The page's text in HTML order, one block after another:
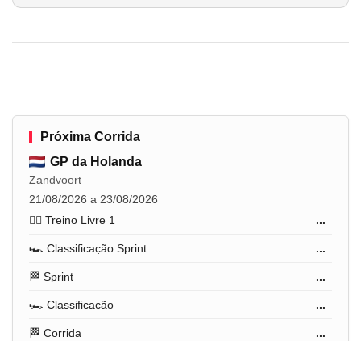
Próxima Corrida
GP da Holanda
Zandvoort
21/08/2026 a 23/08/2026
🏋️‍♂️ Treino Livre 1
...
🏎️ Classificação Sprint ...
🏁 Sprint ...
🏎️ Classificação ...
🏁 Corrida ...